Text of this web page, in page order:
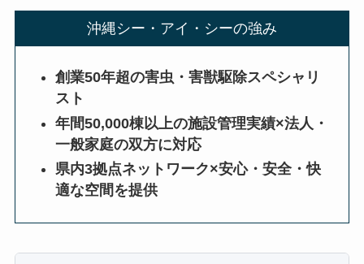
沖縄シー・アイ・シーの強み
創業50年超の害虫・害獣駆除スペシャリ
スト
年間50,000棟以上の施設管理実績×法人・
一般家庭の双方に対応
県内3拠点ネットワーク×安心・安全・快
適な空間を提供